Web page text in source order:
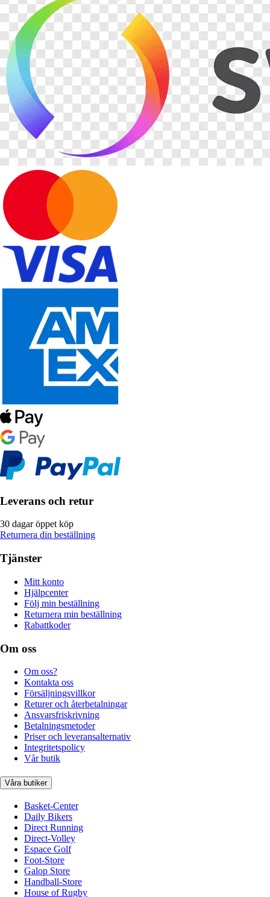
Leverans och retur
30 dagar öppet köp
Returnera din beställning
Tjänster
Mitt konto
Hjälpcenter
Följ min beställning
Returnera min beställning
Rabattkoder
Om oss
Om oss?
Kontakta oss
Försäljningsvillkor
Returer och återbetalningar
Ansvarsfriskrivning
Betalningsmetoder
Priser och leveransalternativ
Integritetspolicy
Vår butik
Våra butiker
Basket-Center
Daily Bikers
Direct Running
Direct-Volley
Espace Golf
Foot-Store
Galop Store
Handball-Store
House of Rugby